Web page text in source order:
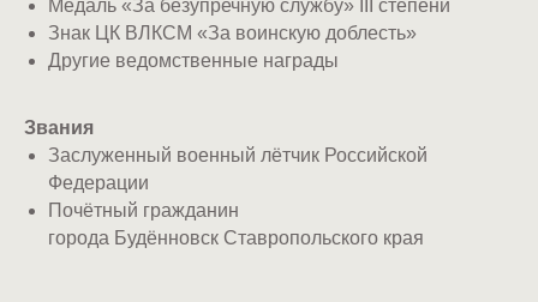
Медаль «За безупречную службу» III степени
Знак ЦК ВЛКСМ «За воинскую доблесть»
Другие ведомственные награды
Звания
Заслуженный военный лётчик Российской
Федерации
Почётный гражданин
города Будённовск Ставропольского края